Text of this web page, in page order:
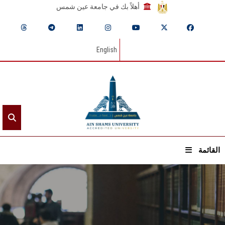
أهلاً بك في جامعة عين شمس
English
القائمة
الرئيسيـة
عن الجامعة